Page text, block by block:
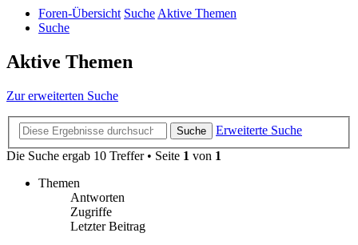
Foren-Übersicht SucheAktive Themen
Suche
Aktive Themen
Zur erweiterten Suche
Suche
Erweiterte Suche
Die Suche ergab 10 Treffer • Seite 1 von 1
Themen
Antworten
Zugriffe
Letzter Beitrag